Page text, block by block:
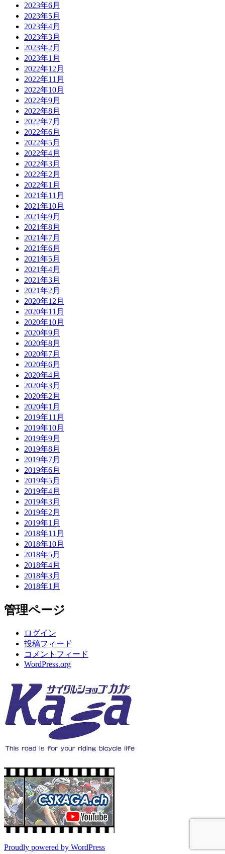
2023年6月
2023年5月
2023年4月
2023年3月
2023年2月
2023年1月
2022年12月
2022年11月
2022年10月
2022年9月
2022年8月
2022年7月
2022年6月
2022年5月
2022年4月
2022年3月
2022年2月
2022年1月
2021年11月
2021年10月
2021年9月
2021年8月
2021年7月
2021年6月
2021年5月
2021年4月
2021年3月
2021年2月
2020年12月
2020年11月
2020年10月
2020年9月
2020年8月
2020年7月
2020年6月
2020年4月
2020年3月
2020年2月
2020年1月
2019年11月
2019年10月
2019年9月
2019年8月
2019年7月
2019年6月
2019年5月
2019年4月
2019年3月
2019年2月
2019年1月
2018年11月
2018年10月
2018年5月
2018年4月
2018年3月
2018年1月
管理ページ
ログイン
投稿フィード
コメントフィード
WordPress.org
Proudly powered by WordPress